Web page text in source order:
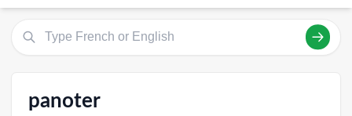
panoter